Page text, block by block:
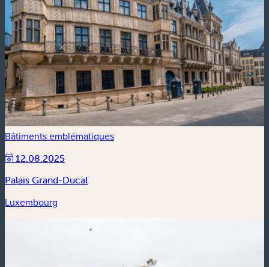
Bâtiments emblématiques
12.08.2025
Palais Grand-Ducal
Luxembourg